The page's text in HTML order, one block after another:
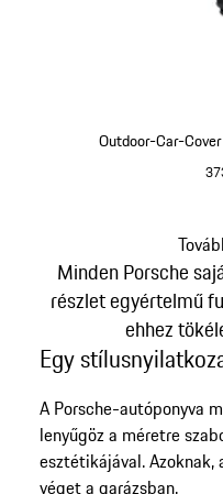
Outdoor-Car-
Vissza
termékgaléria
elejére
Minden Porsche
részlet egyértelmű
ehhez
Egy
A Porsche-autóponyva
lenyűgöz a méretre
esztétikájával. Azoknak,
véget a garázsban.